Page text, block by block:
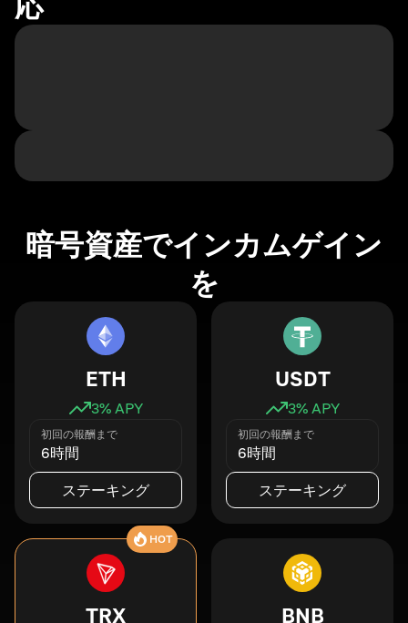
暗号資産でインカムゲイン
を
ETH
3% APY
初回の報酬まで
6時間
ステーキング
USDT
3% APY
初回の報酬まで
6時間
ステーキング
HOT
TRX BNB